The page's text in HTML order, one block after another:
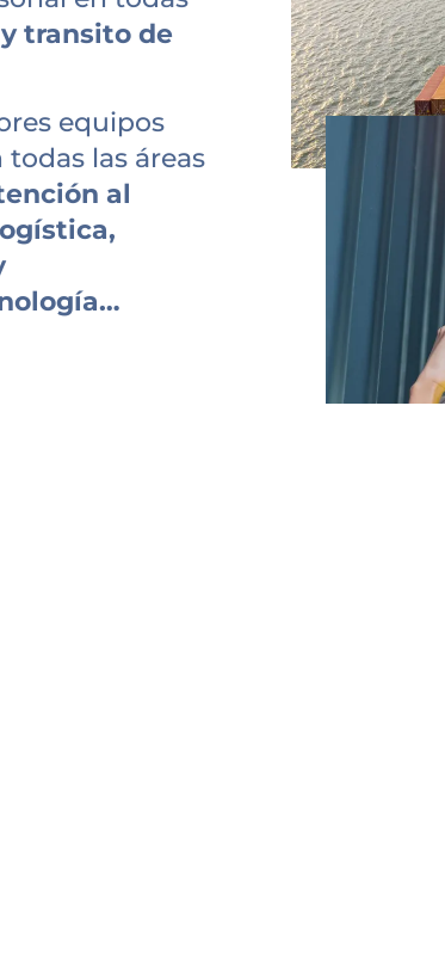
transito de
equipos
todas las áreas
al